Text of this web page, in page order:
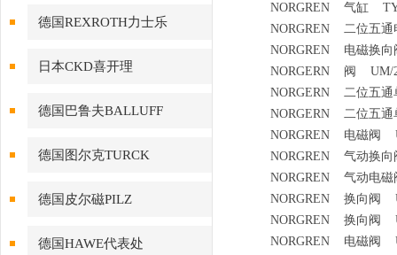
德国REXROTH力士乐
日本CKD喜开理
德国巴鲁夫BALLUFF
德国图尔克TURCK
德国皮尔磁PILZ
德国HAWE代表处
NORGREN 气缸
NORGREN 二位五通
NORGREN 电磁换
NORGERN 阀 UM/
NORGERN 二位五通
NORGERN 二位五通
NORGREN 电磁阀
NORGREN 气动换向
NORGREN 气动电磁
NORGREN 换向阀
NORGREN 换向阀
NORGREN 电磁阀